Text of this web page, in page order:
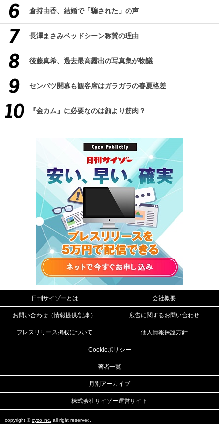
倉持由香、結婚で「騙された」の声
長澤まさみベッドシーン称賛の理由
後藤真希、過去最高露出の写真集が物議
センバツ開幕も観客席はガラガラの春夏格差
『金カム』に必要なのは顔より筋肉？
日刊サイゾーとは 会社概要
お問い合わせ（情報提供/記事） 広告に関するお問い合わせ
プレスリリース掲載について 個人情報保護方針
Cookieポリシー
著者一覧
月別アーカイブ
株式会社サイゾー運営サイト
copyright ©cyzo inc. all right reserved.